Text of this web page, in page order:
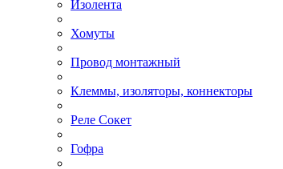
Изолента
Хомуты
Провод монтажный
Клеммы, изоляторы, коннекторы
Реле Сокет
Гофра